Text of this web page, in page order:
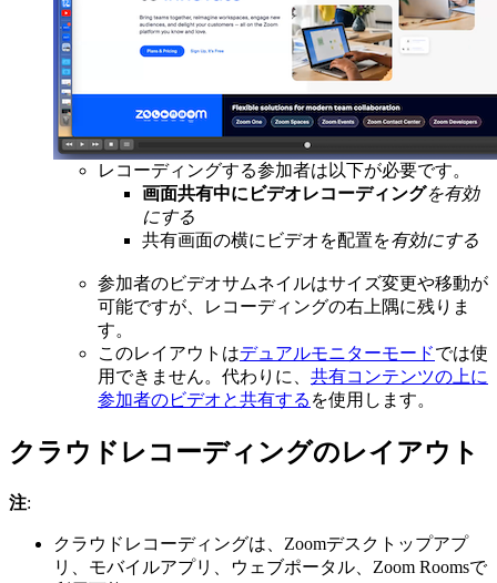
レコーディングする参加者は以下が必要です。
画面共有中にビデオレコーディングを有効
にする
共有画面の横にビデオを配置を有効にする
参加者のビデオサムネイルはサイズ変更や移動が
可能ですが、レコーディングの右上隅に残りま
す。
このレイアウトはデュアルモニターモードでは使
用できません。代わりに、 共有コンテンツの上に
参加者のビデオと共有する を使用します。
クラウドレコーディングのレイアウト
注:
クラウドレコーディングは、Zoomデスクトップアプ
リ、モバイルアプリ、ウェブポータル、Zoom Roomsで